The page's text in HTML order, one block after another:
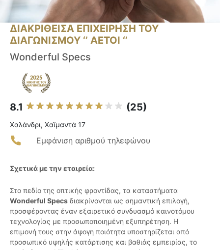
ΔΙΑΚΡΙΘΕΙΣΑ ΕΠΙΧΕΙΡΗΣΗ ΤΟΥ
ΔΙΑΓΩΝΙΣΜΟΥ ‘’ ΑΕΤΟΙ ‘’
Wonderful Specs
8.1 (25)
Χαλάνδρι, Χαϊμαντά 17
Εμφάνιση αριθμού τηλεφώνου
Σχετικά με την εταιρεία:
Στο πεδίο της οπτικής φροντίδας, τα καταστήματα
Wonderful Specs διακρίνονται ως σημαντική επιλογή,
προσφέροντας έναν εξαιρετικό συνδυασμό καινοτόμου
τεχνολογίας με προσωποποιημένη εξυπηρέτηση. Η
επιμονή τους στην άψογη ποιότητα υποστηρίζεται από
προσωπικό υψηλής κατάρτισης και βαθιάς εμπειρίας, το